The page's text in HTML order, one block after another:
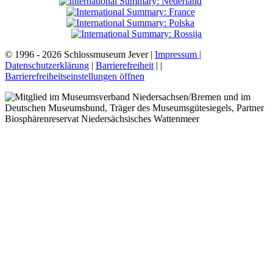
© 1996 - 2026 Schlossmuseum Jever | Impressum |
Datenschutzerklärung | Barrierefreiheit | |
Barrierefreiheitseinstellungen öffnen